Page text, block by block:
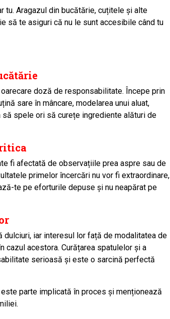
tu. Aragazul din bucătărie, cuțitele și alte
să te asiguri că nu le sunt accesibile când tu
doză de responsabilitate. Începe prin
sare în mâncare, modelarea unui aluat,
spele ori să curețe ingrediente alături de
fi afectată de observațiile prea aspre sau de
primelor încercări nu vor fi extraordinare,
te pe eforturile depuse și nu neapărat pe
dulciuri, iar interesul lor față de modalitatea de
cazul acestora. Curățarea spatulelor și a
serioasă și este o sarcină perfectă
parte implicată în proces și menționează